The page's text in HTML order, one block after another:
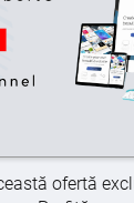
ofertă